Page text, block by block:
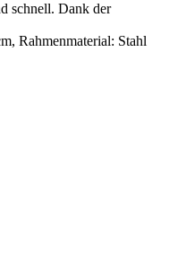
schnell. Dank der
Rahmenmaterial: Stahl